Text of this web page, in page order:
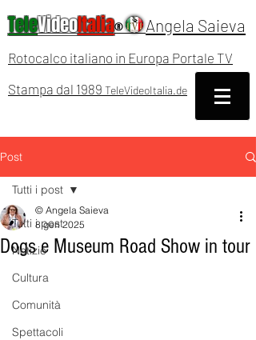
TeleVideoItalia® Angela Saieva
Rotocalco italiano in Europa Portale TV
Stampa dal 1989 TeleVideoItalia.de
Post
Tutti i post
Notizie
Cultura
Comunità
Spettacoli
Tutti i post
Dogs e Museum Road Show in tour
© Angela Saieva
8 gen 2025